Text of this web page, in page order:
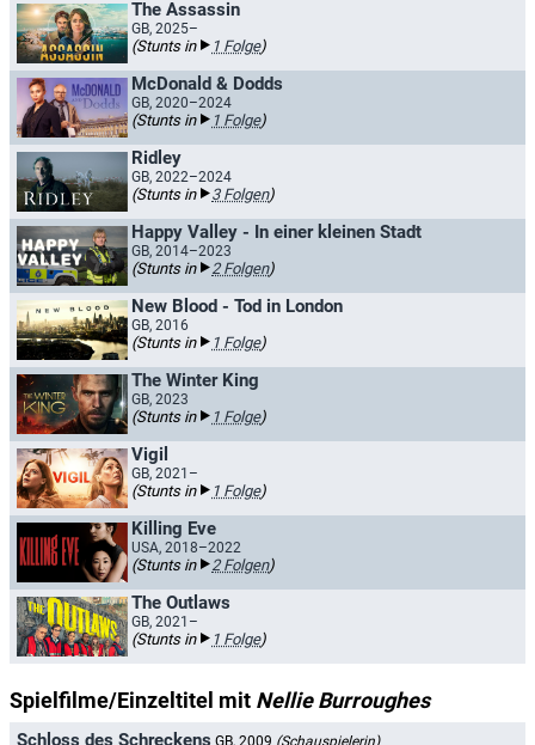
The Assassin
GB, 2025–
(Stunts in 1 Folge)
McDonald & Dodds
GB, 2020–2024
(Stunts in 1 Folge)
Ridley
GB, 2022–2024
(Stunts in 3 Folgen)
Happy Valley - In einer kleinen Stadt
GB, 2014–2023
(Stunts in 2 Folgen)
New Blood - Tod in London
GB, 2016
(Stunts in 1 Folge)
The Winter King
GB, 2023
(Stunts in 1 Folge)
Vigil
GB, 2021–
(Stunts in 1 Folge)
Killing Eve
USA, 2018–2022
(Stunts in 2 Folgen)
The Outlaws
GB, 2021–
(Stunts in 1 Folge)
Spielfilme/Einzeltitel mit Nellie Burroughes
Schloss des Schreckens